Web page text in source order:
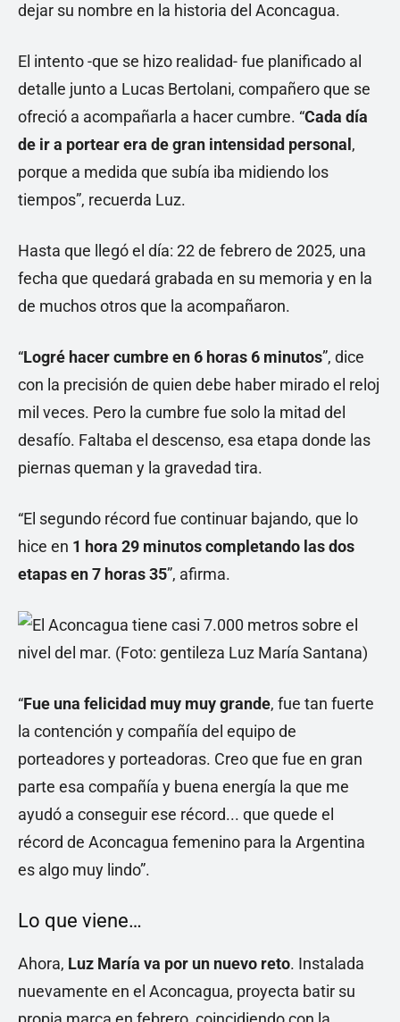
dejar su nombre en la historia del Aconcagua.
El intento -que se hizo realidad- fue planificado al
detalle junto a Lucas Bertolani, compañero que se
ofreció a acompañarla a hacer cumbre. “Cada día
de ir a portear era de gran intensidad personal ,
porque a medida que subía iba midiendo los
tiempos”, recuerda Luz.
Hasta que llegó el día: 22 de febrero de 2025, una
fecha que quedará grabada en su memoria y en la
de muchos otros que la acompañaron.
“Logré hacer cumbre en 6 horas 6 minutos”, dice
con la precisión de quien debe haber mirado el reloj
mil veces. Pero la cumbre fue solo la mitad del
desafío. Faltaba el descenso, esa etapa donde las
piernas queman y la gravedad tira.
“El segundo récord fue continuar bajando, que lo
hice en 1 hora 29 minutoscompletando las dos
etapas en 7 horas 35”, afirma.
“Fue una felicidad muy muy grande, fue tan fuerte
la contención y compañía del equipo de
porteadores y porteadoras. Creo que fue en gran
parte esa compañía y buena energía la que me
ayudó a conseguir ese récord... que quede el
récord de Aconcagua femenino para la Argentina
es algo muy lindo”.
Lo que viene…
Ahora, Luz María va por un nuevo reto. Instalada
nuevamente en el Aconcagua, proyecta batir su